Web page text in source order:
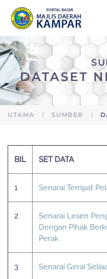
Skip to main content
DATASET
UTAMA SUMBER
BIL SET DATA
1 Senarai Tempat
2
Senarai Lesen
Dengan Pihak
Perak
3 Senarai Gerai